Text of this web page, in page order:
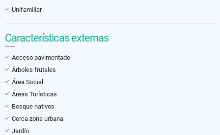
Unifamiliar
Características externas
Acceso pavimentado
Árboles frutales
Área Social
Áreas Turísticas
Bosque nativos
Cerca zona urbana
Jardín